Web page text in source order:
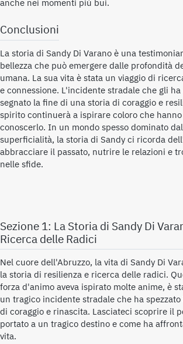
anche nei momenti più bui.
Conclusioni
La storia di Sandy Di Varano è una
bellezza che può emergere dalle profondità
umana. La sua vita è stata un viaggio di
e connessione. L'incidente stradale che gli
segnato la fine di una storia di coraggio e
spirito continuerà a ispirare coloro che
conoscerlo. In un mondo spesso dominato
superficialità, la storia di Sandy ci ricorda
abbracciare il passato, nutrire le relazioni e
nelle sfide.
Sezione 1: La Storia di Sandy Di
Ricerca delle Radici
Nel cuore dell'Abruzzo, la vita di Sandy Di
la storia di resilienza e ricerca delle radici.
forza d'animo aveva ispirato molte anime, è
un tragico incidente stradale che ha
di coraggio e rinascita. Lasciateci scoprire il
portato a un tragico destino e come ha
vita.